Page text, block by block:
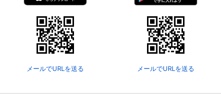
メールでURLを送る メールでURLを送る